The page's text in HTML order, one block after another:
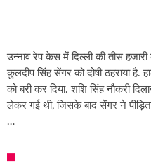
उन्नाव रेप केस में दिल्ली की तीस हजारी
कुलदीप सिंह सेंगर को दोषी ठहराया है.
को बरी कर दिया. शशि सिंह नौकरी
लेकर गई थी, जिसके बाद सेंगर ने
…